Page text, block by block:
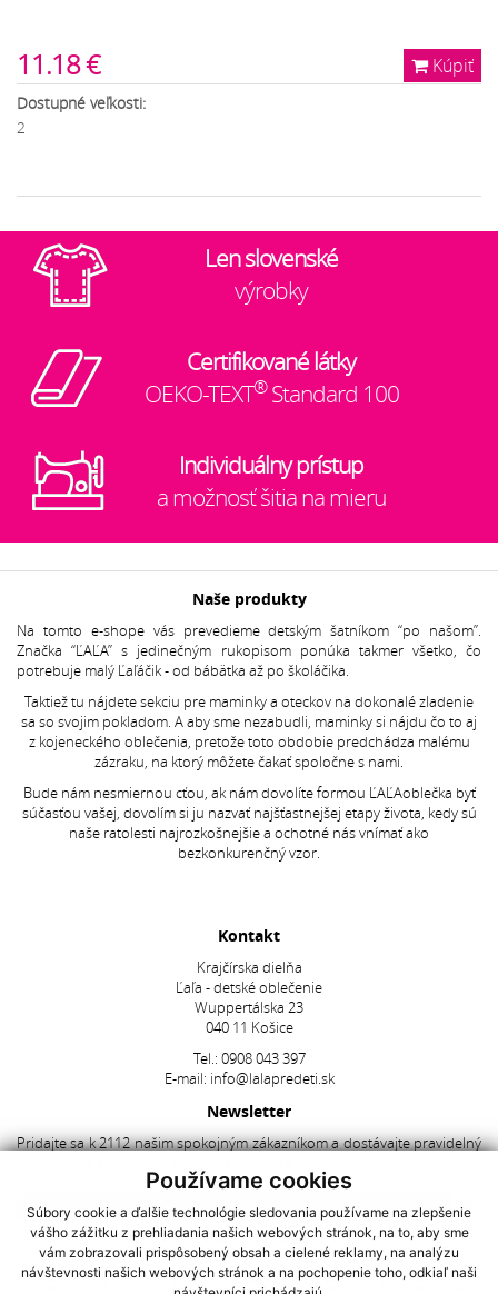
Používame cookies
Súbory cookie a ďalšie technológie sledovania používame na zlepšenie
vášho zážitku z prehliadania našich webových stránok, na to, aby sme
vám zobrazovali prispôsobený obsah a cielené reklamy, na analýzu
návštevnosti našich webových stránok a na pochopenie toho, odkiaľ naši
Kúpiť
11.18 €
Dostupné veľkosti:
2
Len slovenské
výrobky
Certifikované látky
OEKO-TEXT®Standard 100
Individuálny prístup
a možnosť šitia na mieru
Naše produkty
Na tomto e-shope vás prevedieme detským šatníkom “po našom”.
Značka “ĽAĽA” s jedinečným rukopisom ponúka takmer všetko, čo
potrebuje malý Ľaľáčik - od bábätka až po školáčika.
Taktiež tu nájdete sekciu pre maminky a oteckov na dokonalé zladenie
sa so svojim pokladom. A aby sme nezabudli, maminky si nájdu čo to aj
z kojeneckého oblečenia, pretože toto obdobie predchádza malému
zázraku, na ktorý môžete čakať spoločne s nami.
Bude nám nesmiernou cťou, ak nám dovolíte formou ĽAĽAoblečka byť
súčasťou vašej, dovolím si ju nazvať najšťastnejšej etapy života, kedy sú
naše ratolesti najrozkošnejšie a ochotné nás vnímať ako
bezkonkurenčný vzor.
Kontakt
Krajčírska dielňa
Ľaľa - detské oblečenie
Wuppertálska 23
040 11 Košice
Tel.: 0908 043 397
E-mail: info@lalapredeti.sk
Newsletter
Pridajte sa k 2112 našim spokojným zákazníkom a dostávajte pravidelný
Súhlasím so spracovaním osobných údajov
AKCIOVÉ PRODUKTY NAJNOVŠIE V PONUKE | OCHRANA OSOBNÝCH